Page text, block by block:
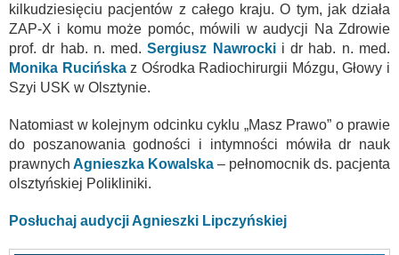
kilkudziesięciu pacjentów z całego kraju. O tym, jak działa
ZAP-X i komu może pomóc, mówili w audycji Na Zdrowie
prof. dr hab. n. med.Sergiusz Nawrocki i dr hab. n. med.
Monika Rucińska z Ośrodka Radiochirurgii Mózgu, Głowy i
Szyi USK w Olsztynie.
Natomiast w kolejnym odcinku cyklu „Masz Prawo” o prawie
do poszanowania godności i intymności mówiła dr nauk
prawnych Agnieszka Kowalska – pełnomocnik ds. pacjenta
olsztyńskiej Polikliniki.
Posłuchaj audycji Agnieszki Lipczyńskiej